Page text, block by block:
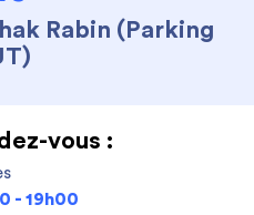
Rabin (Parking
vous :
- 19h00